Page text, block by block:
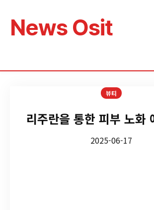
News Osit
뷰티
리주란을 통한 피부 노화
2025-06-17